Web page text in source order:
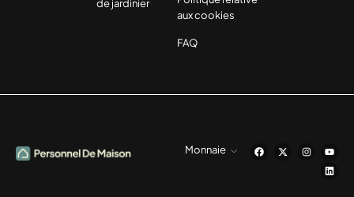
de jardinier
aux cookies
FAQ
Monnaie